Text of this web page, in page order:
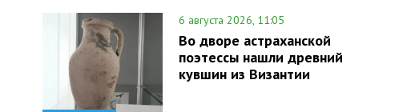
6 августа 2026, 11:05
Во дворе астраханской
поэтессы нашли древний
кувшин из Византии